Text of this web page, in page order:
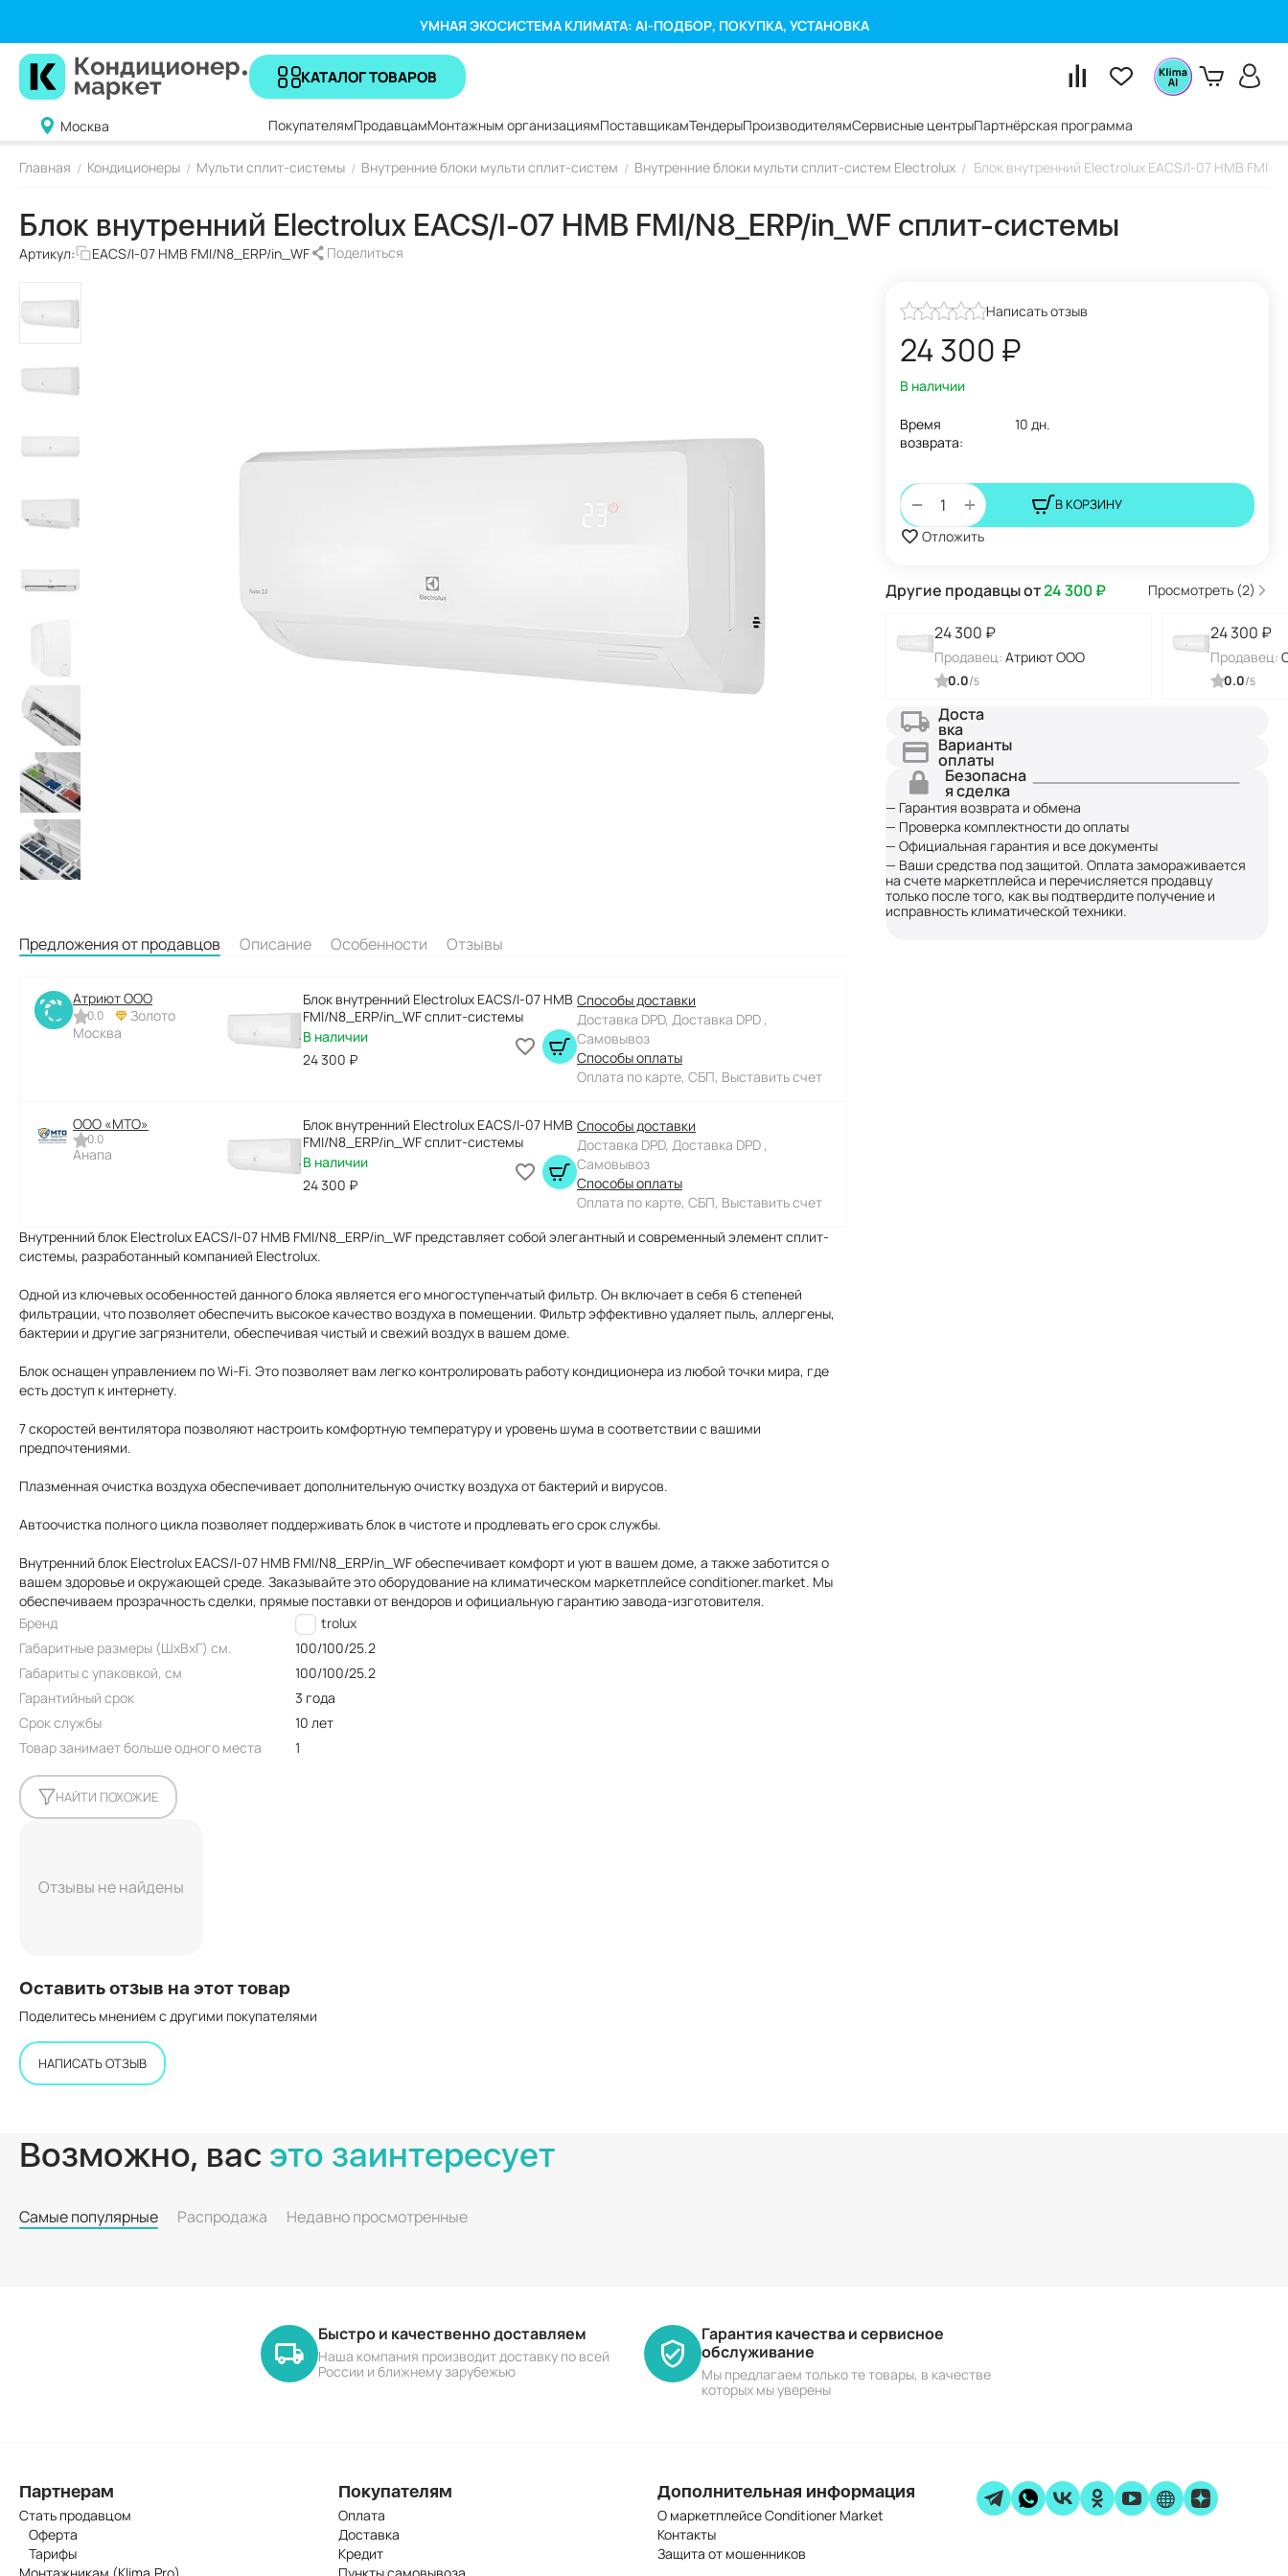
УМНАЯ ЭКОСИСТЕМА КЛИМАТА: AI-ПОДБОР, ПОКУПКА, УСТАНОВКА
КАТАЛОГ ТОВАРОВ
Москва ПокупателямПродавцамМонтажным организациямПоставщикамТендерыПроизводителямСервисные центрыПартнёрская программа
Главная / Кондиционеры / Мульти сплит-системы / Внутренние блоки мульти сплит-систем / Внутренние блоки мульти сплит-систем Electrolux / Блок внутренний Electrolux EACS/I-07 HMB FMI/
Блок внутренний Electrolux EACS/I-07 HMB FMI/N8_ERP/in_WF сплит-системы
Артикул: EACS/I-07 HMB FMI/N8_ERP/in_WF Поделиться
Написать отзыв
24 300 ₽
В наличии
Время
возврата:
10 дн.
+
− В КОРЗИНУ
Отложить
Другие продавцы от24 300₽ Просмотреть (2)
24 300 ₽
Продавец: Атриют ООО
0.0/5
24 300 ₽
Продавец:
0.0/5
Доста
вка
Варианты
оплаты
Безопасна
я сделка
— Гарантия возврата и обмена
— Проверка комплектности до оплаты
— Официальная гарантия и все документы
— Ваши средства под защитой. Оплата замораживается
на счете маркетплейса и перечисляется продавцу
только после того, как вы подтвердите получение и
исправность климатической техники.
Предложения от продавцов Описание Особенности Отзывы
Атриют ООО
0.0
Золото
Москва
Блок внутренний Electrolux EACS/I-07 HMB
FMI/N8_ERP/in_WF сплит-системы
В наличии
24 300 ₽
Способы доставки
Доставка DPD, Доставка DPD ,
Самовывоз
Способы оплаты
Оплата по карте, СБП, Выставить счет
ООО «МТО»
0.0
Анапа
Блок внутренний Electrolux EACS/I-07 HMB
FMI/N8_ERP/in_WF сплит-системы
В наличии
24 300 ₽
Способы доставки
Доставка DPD, Доставка DPD ,
Самовывоз
Способы оплаты
Оплата по карте, СБП, Выставить счет
Внутренний блок Electrolux EACS/I-07 HMB FMI/N8_ERP/in_WF представляет собой элегантный и современный элемент сплит-
системы, разработанный компанией Electrolux.
Одной из ключевых особенностей данного блока является его многоступенчатый фильтр. Он включает в себя 6 степеней
фильтрации, что позволяет обеспечить высокое качество воздуха в помещении. Фильтр эффективно удаляет пыль, аллергены,
бактерии и другие загрязнители, обеспечивая чистый и свежий воздух в вашем доме.
Блок оснащен управлением по Wi-Fi. Это позволяет вам легко контролировать работу кондиционера из любой точки мира, где
есть доступ к интернету.
7 скоростей вентилятора позволяют настроить комфортную температуру и уровень шума в соответствии с вашими
предпочтениями.
Плазменная очистка воздуха обеспечивает дополнительную очистку воздуха от бактерий и вирусов.
Автоочистка полного цикла позволяет поддерживать блок в чистоте и продлевать его срок службы.
Внутренний блок Electrolux EACS/I-07 HMB FMI/N8_ERP/in_WF обеспечивает комфорт и уют в вашем доме, а также заботится о
вашем здоровье и окружающей среде. Заказывайте это оборудование на климатическом маркетплейсе conditioner.market. Мы
обеспечиваем прозрачность сделки, прямые поставки от вендоров и официальную гарантию завода-изготовителя.
Бренд
Electrolux
Габаритные размеры (ШxВxГ) см.
100/100/25.2
Габариты с упаковкой, см
100/100/25.2
Гарантийный срок
3 года
Срок службы
10 лет
Товар занимает больше одного места
1
НАЙТИ ПОХОЖИЕ
Отзывы не найдены
Оставить отзыв на этот товар
Поделитесь мнением с другими покупателями
НАПИСАТЬ ОТЗЫВ
Возможно, вас это заинтересует
Самые популярные Распродажа Недавно просмотренные
Быстро и качественно доставляем
Наша компания производит доставку по всей
России и ближнему зарубежью
Гарантия качества и сервисное
обслуживание
Мы предлагаем только те товары, в качестве
которых мы уверены
Партнерам
Стать продавцом
Оферта
Тарифы
Покупателям
Оплата
Доставка
Кредит
Дополнительная информация
О маркетплейсе Conditioner Market
Контакты
Защита от мошенников